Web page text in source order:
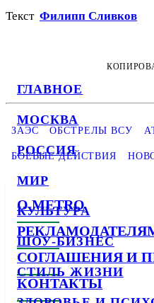
ГЛАВНОЕ
МОСКВА
РОССИЯ
МИР
КУЛЬТУРА
ШОУ-БИЗНЕС
СТИЛЬ ЖИЗНИ
Текст Филипп Сливков
ЗАЭС ОБСТРЕЛЫ ВСУ
БОЕВЫЕ ДЕЙСТВИЯ
О METRO
СОГЛАШЕНИЯ И
КОНТАКТЫ